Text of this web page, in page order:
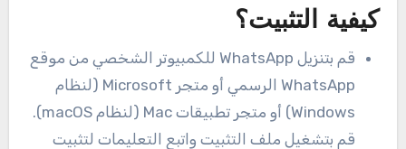
كيفية التثبيت؟
قم بتنزيل WhatsApp للكمبيوتر الشخصي من موقع
WhatsApp الرسمي أو متجر Microsoft (لنظام
Windows) أو متجر تطبيقات Mac (لنظام macOS).
قم بتشغيل ملف التثبيت واتبع التعليمات لتثبيت